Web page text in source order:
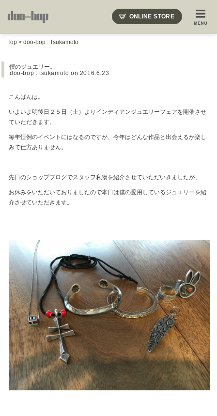
ONLINE STORE
Top > doo-bop : Tsukamoto
僕のジュエリー。
doo-bop : tsukamoto on 2016.6.23
こんばんは。
いよいよ明後日２５日（土）よりインディアンジュエリーフェアを開催させ
ていただきます。
毎年恒例のイベントにはなるのですが、今年はどんな作品と出会えるか楽し
みで仕方ありません。
先日のショップブログでスタッフ私物を紹介させていただいきましたが、
お休みをいただいておりましたので本日は僕の愛用しているジュエリーを紹
介させていただきます。